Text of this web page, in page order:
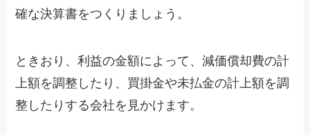
確な決算書をつくりましょう。
ときおり、利益の金額によって、減価償却費の計
上額を調整したり、買掛金や未払金の計上額を調
整したりする会社を見かけます。